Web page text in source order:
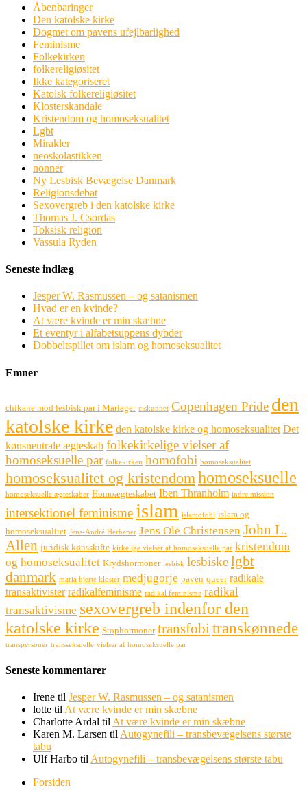
Åbenbaringer
Den katolske kirke
Dogmet om pavens ufejlbarlighed
Feminisme
Folkekirken
folkereligiøsitet
Ikke kategoriseret
Katolsk folkereligiøsitet
Klosterskandale
Kristendom og homoseksualitet
Lgbt
Mirakler
neoskolastikken
nonner
Ny Lesbisk Bevægelse Danmark
Religionsdebat
Sexovergreb i den katolske kirke
Thomas J. Csordas
Toksisk religion
Vassula Ryden
Seneste indlæg
Jesper W. Rasmussen – og satanismen
Hvad er en kvinde?
At være kvinde er min skæbne
Et eventyr i alfabetsuppens dybder
Dobbeltspillet om islam og homoseksualitet
Emner
chikane mod lesbisk par i Mariager ciskønnet Copenhagen Pride den
katolske kirke den katolske kirke og homoseksualitet Det
kønsneutrale ægteskab folkekirkelige vielser af
homoseksuelle par folkekirken homofobi homoseksualitet
homoseksualitet og kristendom homoseksuelle
homoseksuelle ægteskaber Homoægteskabet Iben Thranholm indre mission
intersektionel feminisme islam islamofobi islam og
homoseksualitet Jens-André Herbener Jens Ole Christensen John L.
Allen juridisk kønsskifte kirkelige vielser af homoseksuelle par kristendom
og homoseksualitet Krydshormoner lesbisk lesbiskelgbt
danmark maria hjerte kloster medjugorje paven queer radikale
transaktivister radikalfeminisme radikal feminisme radikal
transaktivisme sexovergreb indenfor den
katolske kirke Stophormoner transfobi transkønnede
transpersoner transseksuelle vielser af homoseksuelle par
Seneste kommentarer
Irene til Jesper W. Rasmussen – og satanismen
lotte tilAt være kvinde er min skæbne
Charlotte Ardal tilAt være kvinde er min skæbne
Karen M. Larsen tilAutogynefili – transbevægelsens største
tabu
Ulf Harbo tilAutogynefili – transbevægelsens største tabu
Forsiden